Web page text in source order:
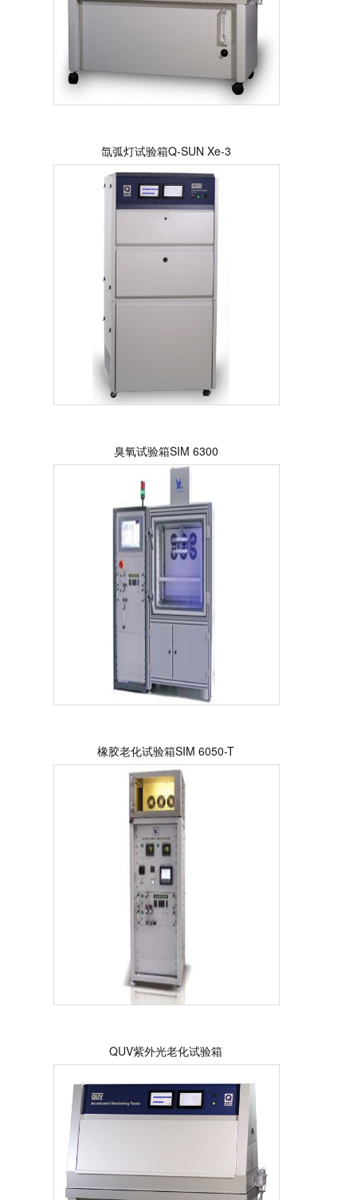
氙弧灯试验箱Q-SUN Xe-3
臭氧试验箱SIM 6300
橡胶老化试验箱SIM 6050-T
QUV紫外光老化试验箱